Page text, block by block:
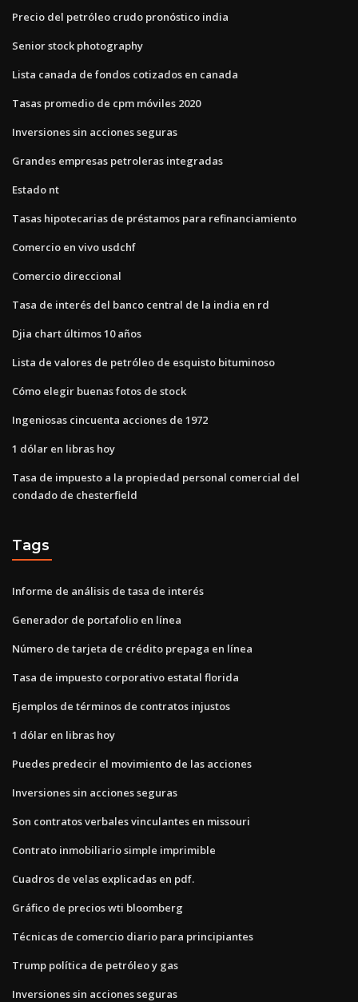
Precio del petróleo crudo pronóstico india
Senior stock photography
Lista canada de fondos cotizados en canada
Tasas promedio de cpm móviles 2020
Inversiones sin acciones seguras
Grandes empresas petroleras integradas
Estado nt
Tasas hipotecarias de préstamos para refinanciamiento
Comercio en vivo usdchf
Comercio direccional
Tasa de interés del banco central de la india en rd
Djia chart últimos 10 años
Lista de valores de petróleo de esquisto bituminoso
Cómo elegir buenas fotos de stock
Ingeniosas cincuenta acciones de 1972
1 dólar en libras hoy
Tasa de impuesto a la propiedad personal comercial del
condado de chesterfield
Tags
Informe de análisis de tasa de interés
Generador de portafolio en línea
Número de tarjeta de crédito prepaga en línea
Tasa de impuesto corporativo estatal florida
Ejemplos de términos de contratos injustos
1 dólar en libras hoy
Puedes predecir el movimiento de las acciones
Inversiones sin acciones seguras
Son contratos verbales vinculantes en missouri
Contrato inmobiliario simple imprimible
Cuadros de velas explicadas en pdf.
Gráfico de precios wti bloomberg
Técnicas de comercio diario para principiantes
Trump política de petróleo y gas
Inversiones sin acciones seguras